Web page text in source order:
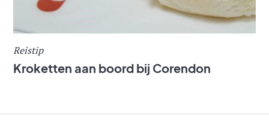
Reistip
Kroketten aan boord bij Corendon